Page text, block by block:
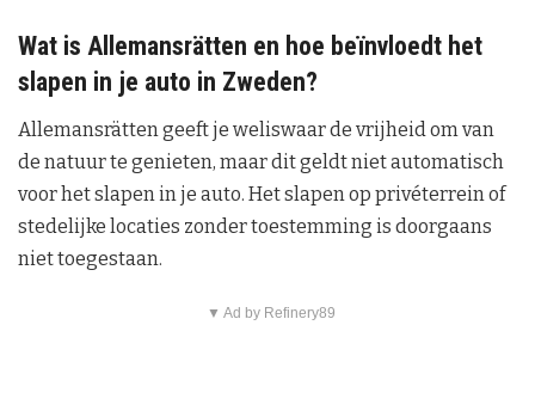
Wat is Allemansrätten en hoe beïnvloedt het
slapen in je auto in Zweden?
Allemansrätten geeft je weliswaar de vrijheid om van
de natuur te genieten, maar dit geldt niet automatisch
voor het slapen in je auto. Het slapen op privéterrein of
stedelijke locaties zonder toestemming is doorgaans
niet toegestaan.
▼ Ad by Refinery89